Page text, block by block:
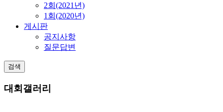
2회(2021년)
1회(2020년)
게시판
공지사항
질문답변
검색
대회갤러리